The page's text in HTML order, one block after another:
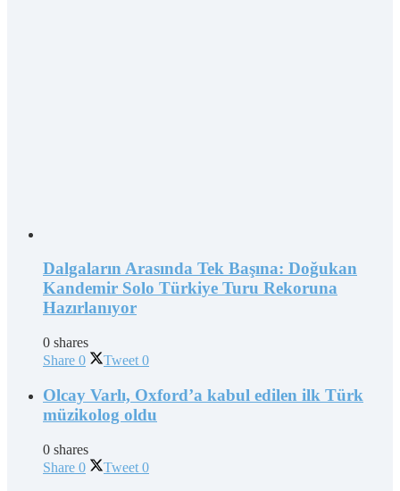
Dalgaların Arasında Tek Başına: Doğukan
Kandemir Solo Türkiye Turu Rekoruna
Hazırlanıyor
0 shares
Share 0 Tweet 0
Olcay Varlı, Oxford’a kabul edilen ilk Türk
müzikolog oldu
0 shares
Share 0 Tweet 0